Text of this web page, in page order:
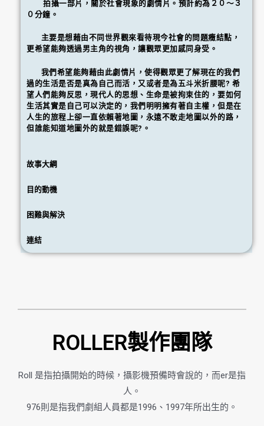
拍攝一部片，關於社會現象的劇情片。預計約為２０～３
０分鐘。
主要是想藉由不同世界觀來看待現今社會的問題癥結點，
更希望能夠透過男主角的視角，讓觀眾更加感同身受。
我們希望能夠藉由此劇情片，使得觀眾更了解現在的我們
過的生活是否是真為自己而活，又或者是為五斗米折腰呢? 希
望人們能夠反思，現代人的思想、生命是被拘束住的，要如何
生活其實是自己可以決定的，我們明明擁有著自主權，但是在
人生的旅程上卻一直依賴著地圖，永遠不敢走地圖以外的路，
但誰能知道地圖外的就是錯誤呢?。
故事大綱
目的動機
困難與解決
連結
ROLLER製作團隊​
Roll 是指拍攝開始的時候，攝影機預備時會說的，而er是指
人。
976則是指我們劇組人員都是1996、1997年所出生的。